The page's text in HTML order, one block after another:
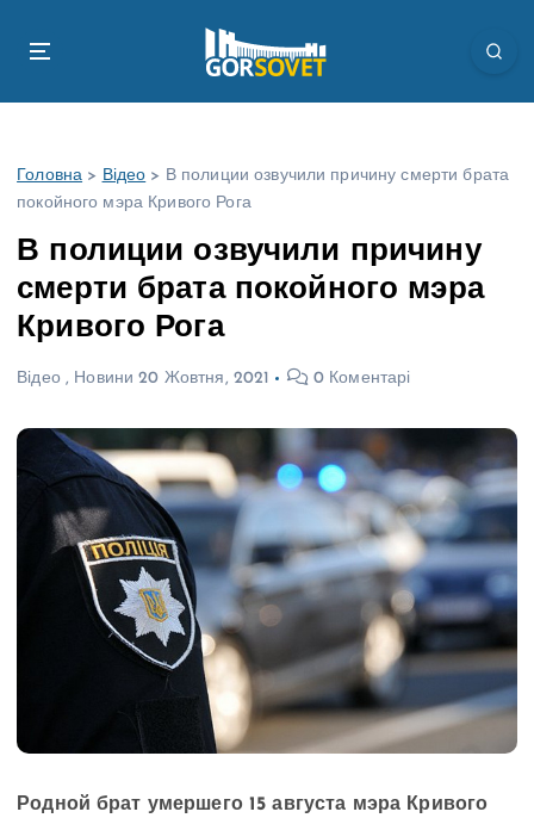
Головна > Відео > В полиции озвучили причину смерти брата
покойного мэра Кривого Рога
В полиции озвучили причину
смерти брата покойного мэра
Кривого Рога
Відео, Новини 20 Жовтня, 2021 0 Коментарі
Родной брат умершего 15 августа мэра Кривого